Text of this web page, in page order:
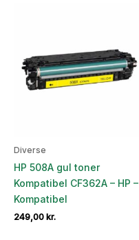
Diverse
HP 508A gul toner
Kompatibel CF362A – HP –
Kompatibel
249,00 kr.